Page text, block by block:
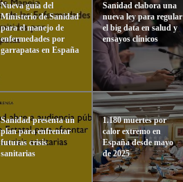
Nueva guía del
Ministerio de Sanidad
para el manejo de
enfermedades por
garrapatas en España
Sanidad presenta un
plan para enfrentar
futuras crisis
sanitarias
Sanidad elabora una
nueva ley para regular
el big data en salud y
ensayos clínicos
1.180 muertes por
calor extremo en
España desde mayo
de 2025